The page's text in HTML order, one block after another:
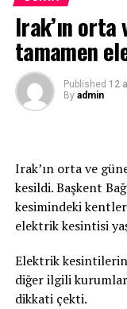
Salı günü ise 35
basınında yer
genelinde gölgede
Güneş altında ve
geçiyor.
Irak’ın
tamamen
Published 12
By admin
Irak’ın orta ve
kesildi. Başkent
kesimindeki
elektrik kesintisi
Elektrik
diğer ilgili
dikkati çekti.